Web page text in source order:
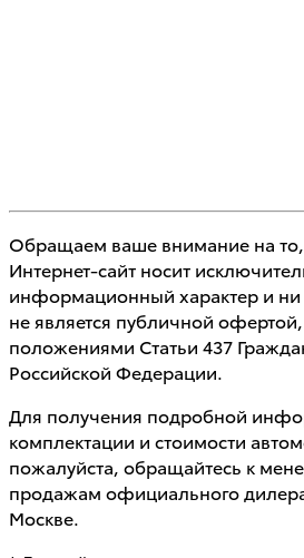
Обращаем ваше внимание на
Интернет-сайт носит
информационный характер и ни
не является публичной
положениями Статьи 437
Российской Федерации.
Для получения подробной
комплектации и стоимости
пожалуйста, обращайтесь к
продажам официального
Москве.